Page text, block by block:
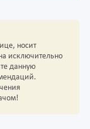
носит
исключительно
данную